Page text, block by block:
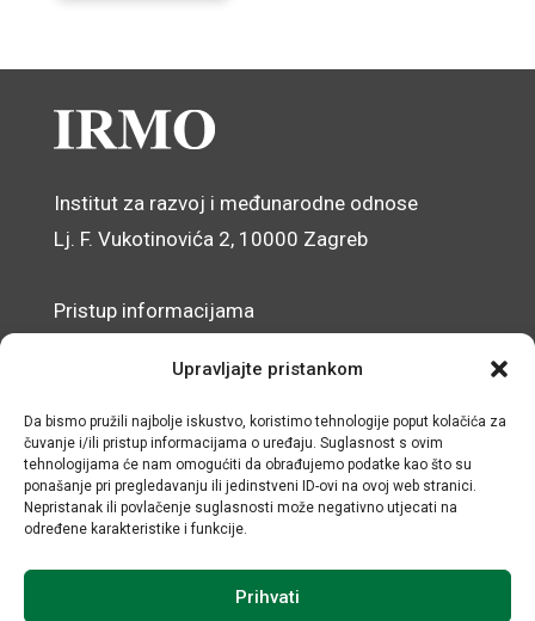
Upravljajte pristankom
Da bismo pružili najbolje iskustvo, koristimo tehnologije poput kolačića za
čuvanje i/ili pristup informacijama o uređaju. Suglasnost s ovim
tehnologijama će nam omogućiti da obrađujemo podatke kao što su
ponašanje pri pregledavanju ili jedinstveni ID-ovi na ovoj web stranici.
Nepristanak ili povlačenje suglasnosti može negativno utjecati na
određene karakteristike i funkcije.
Prihvati
Institut za razvoj i međunarodne odnose
Lj. F. Vukotinovića 2, 10000 Zagreb
Pristup informacijama
Izjava o pristupačnosti mrežnog sjedišta
© IRMO – Impresum
OIB: 31120185175